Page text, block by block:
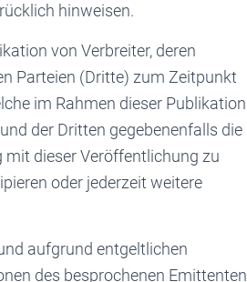
hinweisen.
von Verbreiter, deren
Parteien (Dritte) zum Zeitpunkt
im Rahmen dieser Publikation
der Dritten gegebenenfalls die
dieser Veröffentlichung zu
oder jederzeit weitere
aufgrund entgeltlichen
des besprochenen Emittenten